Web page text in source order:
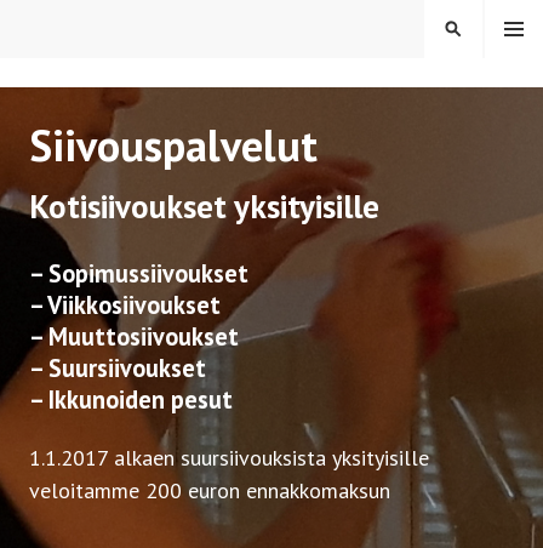
VALIK
KO
HAKU
Siivouspalvelut
Kotisiivoukset yksityisille
– Sopimussiivoukset
– Viikkosiivoukset
– Muuttosiivoukset
– Suursiivoukset
– Ikkunoiden pesut
1.1.2017 alkaen suursiivouksista yksityisille
veloitamme 200 euron ennakkomaksun